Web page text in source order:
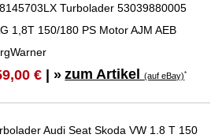
Turbolader 53039880005
1,8T 150/180 PS Motor AJM AEB
€ | » zum Artikel(auf eBay)*
Audi Seat Skoda VW 1.8 T 150